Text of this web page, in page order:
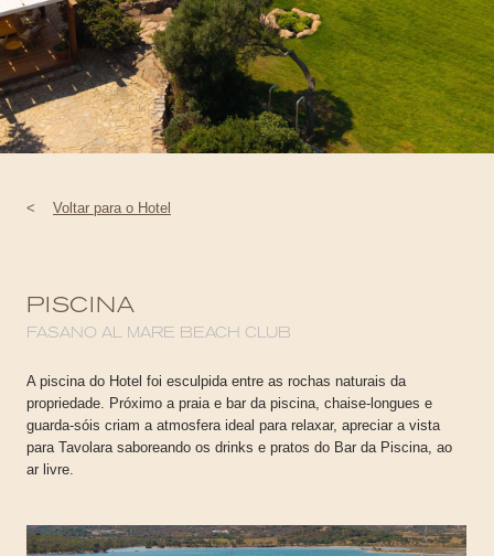
HISTÓRIA
SUSTENTABILIDADE
CONTATO
< Voltar para o Hotel
PISCINA
FASANO AL MARE BEACH CLUB
A piscina do Hotel foi esculpida entre as rochas naturais da
propriedade. Próximo a praia e bar da piscina, chaise-longues e
guarda-sóis criam a atmosfera ideal para relaxar, apreciar a vista
para Tavolara saboreando os drinks e pratos do Bar da Piscina, ao
ar livre.